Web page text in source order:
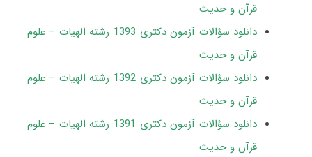
قرآن و حدیث
دانلود سؤالات آزمون دکتری 1393 رشته الهیات – علوم
قرآن و حدیث
دانلود سؤالات آزمون دکتری 1392 رشته الهیات – علوم
قرآن و حدیث
دانلود سؤالات آزمون دکتری 1391 رشته الهیات – علوم
قرآن و حدیث